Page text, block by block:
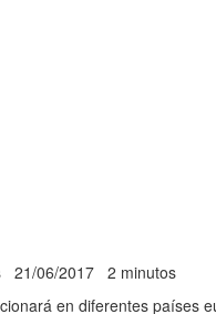
21/06/2017 2 minutos
en diferentes países